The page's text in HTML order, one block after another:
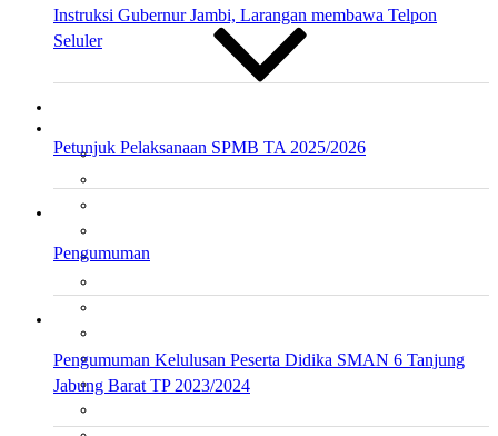
PAI
MATEMATIKA
SEJARAH
SEJARAH INDONESIA
Instruksi Gubernur Jambi, Larangan membawa Telpon
Seluler
Petunjuk Pelaksanaan SPMB TA 2025/2026
Pengumuman
Pengumuman Kelulusan Peserta Didika SMAN 6 Tanjung
Jabung Barat TP 2023/2024